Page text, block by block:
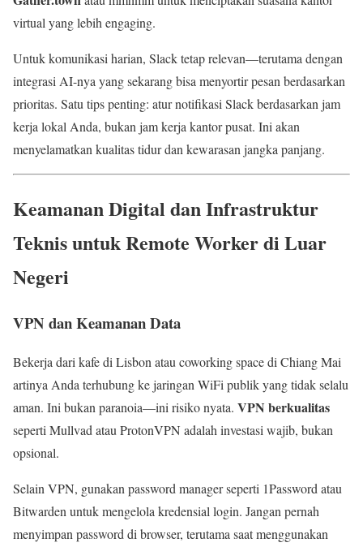
virtual yang lebih engaging.
Untuk komunikasi harian, Slack tetap relevan—terutama dengan
integrasi AI-nya yang sekarang bisa menyortir pesan berdasarkan
prioritas. Satu tips penting: atur notifikasi Slack berdasarkan jam
kerja lokal Anda, bukan jam kerja kantor pusat. Ini akan
menyelamatkan kualitas tidur dan kewarasan jangka panjang.
Keamanan Digital dan Infrastruktur
Teknis untuk Remote Worker di Luar
Negeri
VPN dan Keamanan Data
Bekerja dari kafe di Lisbon atau coworking space di Chiang Mai
artinya Anda terhubung ke jaringan WiFi publik yang tidak selalu
aman. Ini bukan paranoia—ini risiko nyata. VPN berkualitas
seperti Mullvad atau ProtonVPN adalah investasi wajib, bukan
opsional.
Selain VPN, gunakan password manager seperti 1Password atau
Bitwarden untuk mengelola kredensial login. Jangan pernah
menyimpan password di browser, terutama saat menggunakan